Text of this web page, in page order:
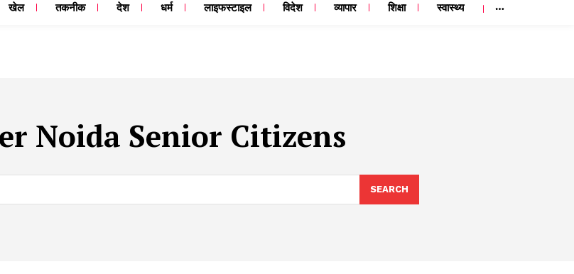
खेल तकनीक देश धर्म लाइफस्टाइल विदेश व्यापार शिक्षा स्वास्थ्य
Noida Senior Citizens
SEARCH